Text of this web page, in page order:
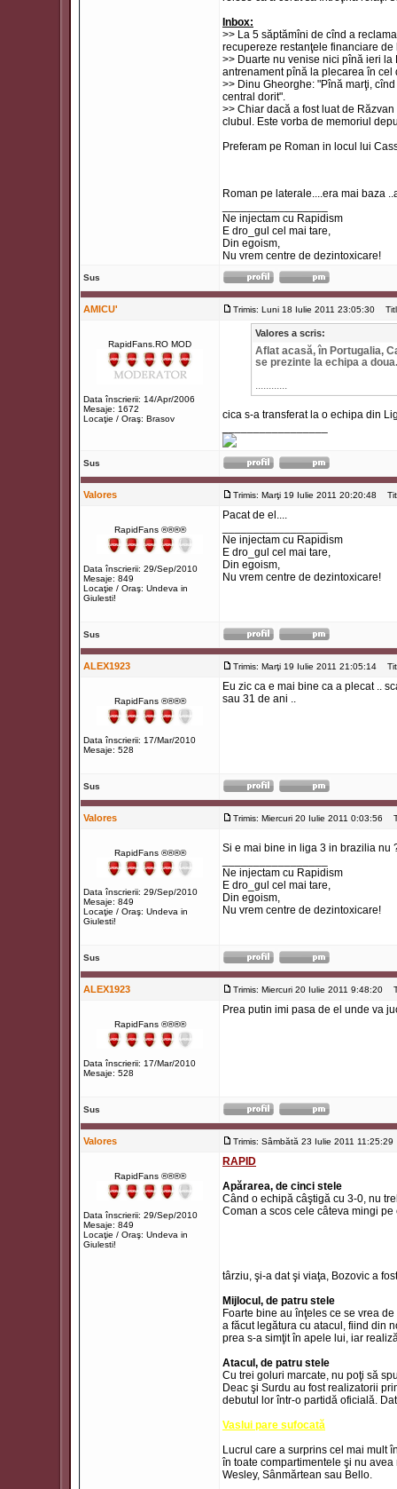
Inbox:
>> La 5 săptămîni de cînd a
recupereze restanţele financiare
>> Duarte nu venise nici pînă ieri
antrenament pînă la plecarea în cel
>> Dinu Gheorghe: "Pînă marţi,
central dorit".
>> Chiar dacă a fost luat de
clubul. Este vorba de memoriul
Preferam pe Roman in locul lui
Roman pe laterale....era mai baza
Ne injectam cu Rapidism
E dro_gul cel mai tare,
Din egoism,
Nu vrem centre de dezintoxicare!
Sus
AMICU' Trimis: Luni 18 Iulie 2011 23:05:30
RapidFans.RO MOD
Data înscrierii: 14/Apr/2006
Mesaje: 1672
Locaţie / Oraş: Brasov
Valores a scris:
Aflat acasă, în Portugalia,
se prezinte la echipa a doua.
............
cica s-a transferat la o echipa din
Sus
Valores Trimis: Marţi 19 Iulie 2011 20:20:48
RapidFans ®®®®
Data înscrierii: 29/Sep/2010
Mesaje: 849
Locaţie / Oraş: Undeva in
Giulesti!
Pacat de el....
Ne injectam cu Rapidism
E dro_gul cel mai tare,
Din egoism,
Nu vrem centre de dezintoxicare!
Sus
ALEX1923 Trimis: Marţi 19 Iulie 2011 21:05:14
RapidFans ®®®®
Data înscrierii: 17/Mar/2010
Mesaje: 528
Eu zic ca e mai bine ca a plecat ..
sau 31 de ani ..
Sus
Valores Trimis: Miercuri 20 Iulie 2011 0:03:56
RapidFans ®®®®
Data înscrierii: 29/Sep/2010
Mesaje: 849
Locaţie / Oraş: Undeva in
Giulesti!
Si e mai bine in liga 3 in brazilia nu
Ne injectam cu Rapidism
E dro_gul cel mai tare,
Din egoism,
Nu vrem centre de dezintoxicare!
Sus
ALEX1923 Trimis: Miercuri 20 Iulie 2011 9:48:20
RapidFans ®®®®
Data înscrierii: 17/Mar/2010
Mesaje: 528
Prea putin imi pasa de el unde va
Sus
Valores Trimis: Sâmbătă 23 Iulie 2011 11:25:29
RapidFans ®®®®
Data înscrierii: 29/Sep/2010
Mesaje: 849
Locaţie / Oraş: Undeva in
Giulesti!
RAPID
Apărarea, de cinci stele
Când o echipă câştigă cu 3-0, nu
Coman a scos cele câteva mingi
târziu, şi-a dat şi viaţa, Bozovic a
Mijlocul, de patru stele
Foarte bine au înţeles ce se vrea
a făcut legătura cu atacul, fiind din
prea s-a simţit în apele lui, iar
Atacul, de patru stele
Cu trei goluri marcate, nu poţi să
Deac şi Surdu au fost realizatorii
debutul lor într-o partidă oficială.
Vaslui pare sufocată
Lucrul care a surprins cel mai mult
în toate compartimentele şi nu
Wesley, Sânmărtean sau Bello.